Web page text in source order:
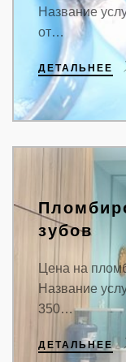
Название
от…
ДЕТАЛЬНЕЕ
зубов
Цена на
Название
350…
ДЕТАЛЬНЕЕ